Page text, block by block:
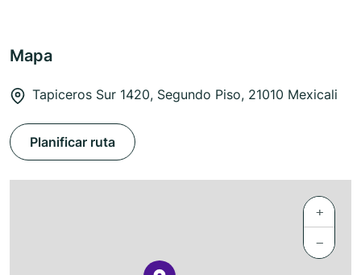
Mapa
Tapiceros Sur 1420, Segundo Piso, 21010 Mexicali
Planificar ruta
+
−